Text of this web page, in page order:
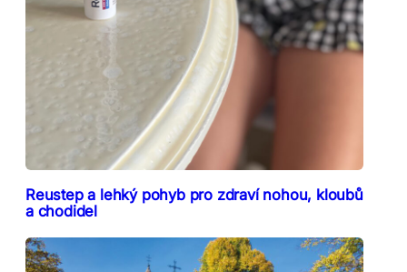
Reustep a lehký pohyb pro zdraví nohou, kloubů
a chodidel